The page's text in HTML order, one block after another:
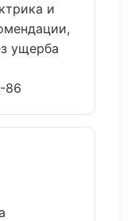
и
ущерба
86